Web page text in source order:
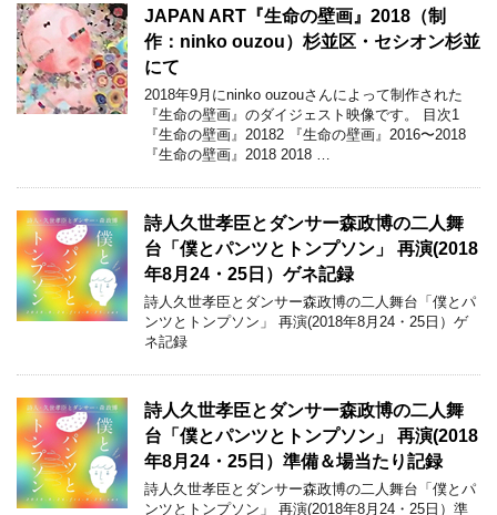
JAPAN ART『生命の壁画』2018（制
作：ninko ouzou）杉並区・セシオン杉並
にて
2018年9月にninko ouzouさんによって制作された
『生命の壁画』のダイジェスト映像です。 目次1
『生命の壁画』20182 『生命の壁画』2016〜2018
『生命の壁画』2018 2018 …
詩人久世孝臣とダンサー森政博の二人舞
台「僕とパンツとトンプソン」 再演(2018
年8月24・25日）ゲネ記録
詩人久世孝臣とダンサー森政博の二人舞台「僕とパ
ンツとトンプソン」 再演(2018年8月24・25日）ゲ
ネ記録
詩人久世孝臣とダンサー森政博の二人舞
台「僕とパンツとトンプソン」 再演(2018
年8月24・25日）準備＆場当たり記録
詩人久世孝臣とダンサー森政博の二人舞台「僕とパ
ンツとトンプソン」 再演(2018年8月24・25日）準